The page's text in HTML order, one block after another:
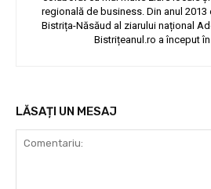
regională de business. Din anul
Bistrița-Năsăud al ziarului național
Bistrițeanul.ro a început
LĂSAȚI UN MESAJ